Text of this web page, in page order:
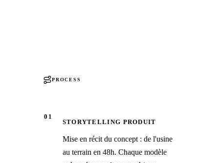
PROCESS
01
STORYTELLING PRODUIT
Mise en récit du concept : de l'usine
au terrain en 48h. Chaque modèle